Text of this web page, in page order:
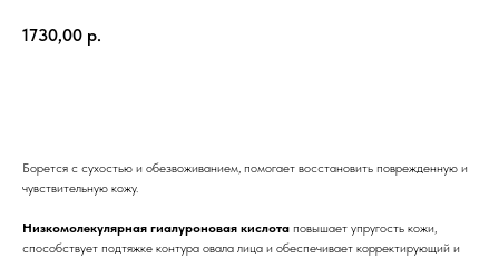
1730,00 р.
Борется с сухостью и обезвоживанием, помогает восстановить поврежденную и
чувствительную кожу.
Низкомолекулярная гиалуроновая кислота повышает упругость кожи,
способствует подтяжке контура овала лица и обеспечивает корректирующий и
Бренды